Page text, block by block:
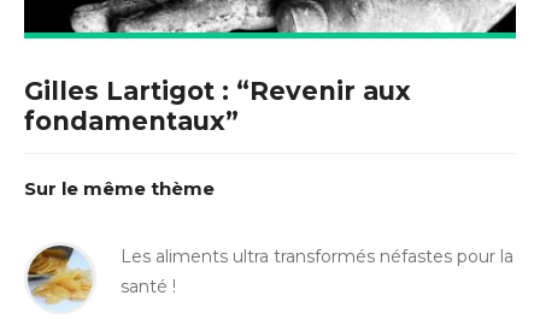
Gilles Lartigot : “Revenir aux
fondamentaux”
Sur le même thème
Les aliments ultra transformés néfastes pour la
santé !